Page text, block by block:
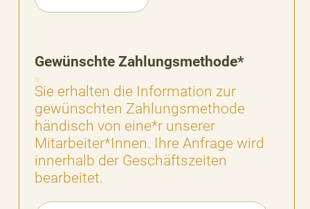
Gewünschte Zahlungsmethode*
Sie erhalten die Information zur
gewünschten Zahlungsmethode
händisch von eine*r unserer
Mitarbeiter*Innen. Ihre Anfrage wird
innerhalb der Geschäftszeiten
bearbeitet.